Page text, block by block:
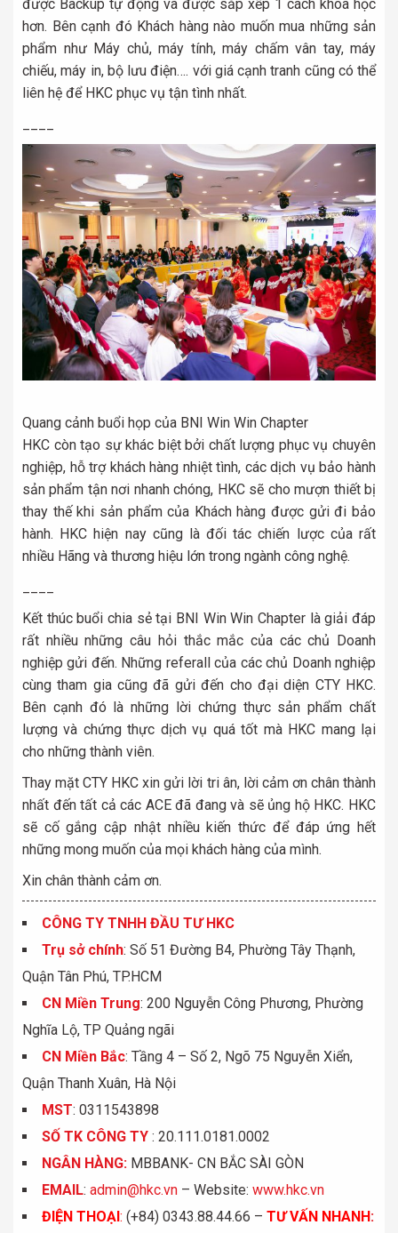
được Backup tự động và được sắp xếp 1 cách khoa học
hơn. Bên cạnh đó Khách hàng nào muốn mua những sản
phẩm như Máy chủ, máy tính, máy chấm vân tay, máy
chiếu, máy in, bộ lưu điện…. với giá cạnh tranh cũng có thể
liên hệ để HKC phục vụ tận tình nhất.
Quang cảnh buổi họp của BNI Win Win Chapter
HKC còn tạo sự khác biệt bởi chất lượng phục vụ chuyên
nghiệp, hỗ trợ khách hàng nhiệt tình, các dịch vụ bảo hành
sản phẩm tận nơi nhanh chóng, HKC sẽ cho mượn thiết bị
thay thế khi sản phẩm của Khách hàng được gửi đi bảo
hành. HKC hiện nay cũng là đối tác chiến lược của rất
nhiều Hãng và thương hiệu lớn trong ngành công nghệ.
Kết thúc buổi chia sẻ tại BNI Win Win Chapter là giải đáp
rất nhiều những câu hỏi thắc mắc của các chủ Doanh
nghiệp gửi đến. Những referall của các chủ Doanh nghiệp
cùng tham gia cũng đã gửi đến cho đại diện CTY HKC.
Bên cạnh đó là những lời chứng thực sản phẩm chất
lượng và chứng thực dịch vụ quá tốt mà HKC mang lại
cho những thành viên.
Thay mặt CTY HKC xin gửi lời tri ân, lời cảm ơn chân thành
nhất đến tất cả các ACE đã đang và sẽ ủng hộ HKC. HKC
sẽ cố gắng cập nhật nhiều kiến thức để đáp ứng hết
những mong muốn của mọi khách hàng của mình.
Xin chân thành cảm ơn.
CÔNG TY TNHH ĐẦU TƯ HKC
Trụ sở chính: Số 51 Đường B4, Phường Tây Thạnh,
Quận Tân Phú, TP.HCM
CN Miền Trung: 200 Nguyễn Công Phương, Phường
Nghĩa Lộ, TP Quảng ngãi
CN Miền Bắc: Tầng 4 – Số 2, Ngõ 75 Nguyễn Xiển,
Quận Thanh Xuân, Hà Nội
MST: 0311543898
SỐ TK CÔNG TY : 20.111.0181.0002
NGÂN HÀNG: MBBANK- CN BẮC SÀI GÒN
EMAIL: admin@hkc.vn – Website: www.hkc.vn
ĐIỆN THOẠI: (+84) 0343.88.44.66 – TƯ VẤN NHANH: